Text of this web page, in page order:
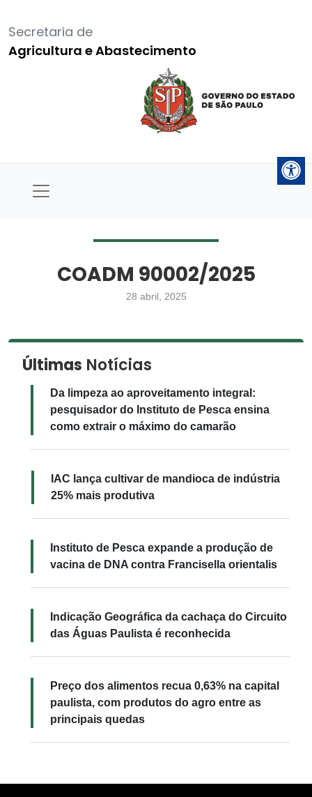
Secretaria de
Agricultura e Abastecimento
COADM 90002/2025
28 abril, 2025
Últimas Notícias
Da limpeza ao aproveitamento integral:
pesquisador do Instituto de Pesca ensina
como extrair o máximo do camarão
IAC lança cultivar de mandioca de indústria
25% mais produtiva
Instituto de Pesca expande a produção de
vacina de DNA contra Francisella orientalis
Indicação Geográfica da cachaça do Circuito
das Águas Paulista é reconhecida
Preço dos alimentos recua 0,63% na capital
paulista, com produtos do agro entre as
principais quedas